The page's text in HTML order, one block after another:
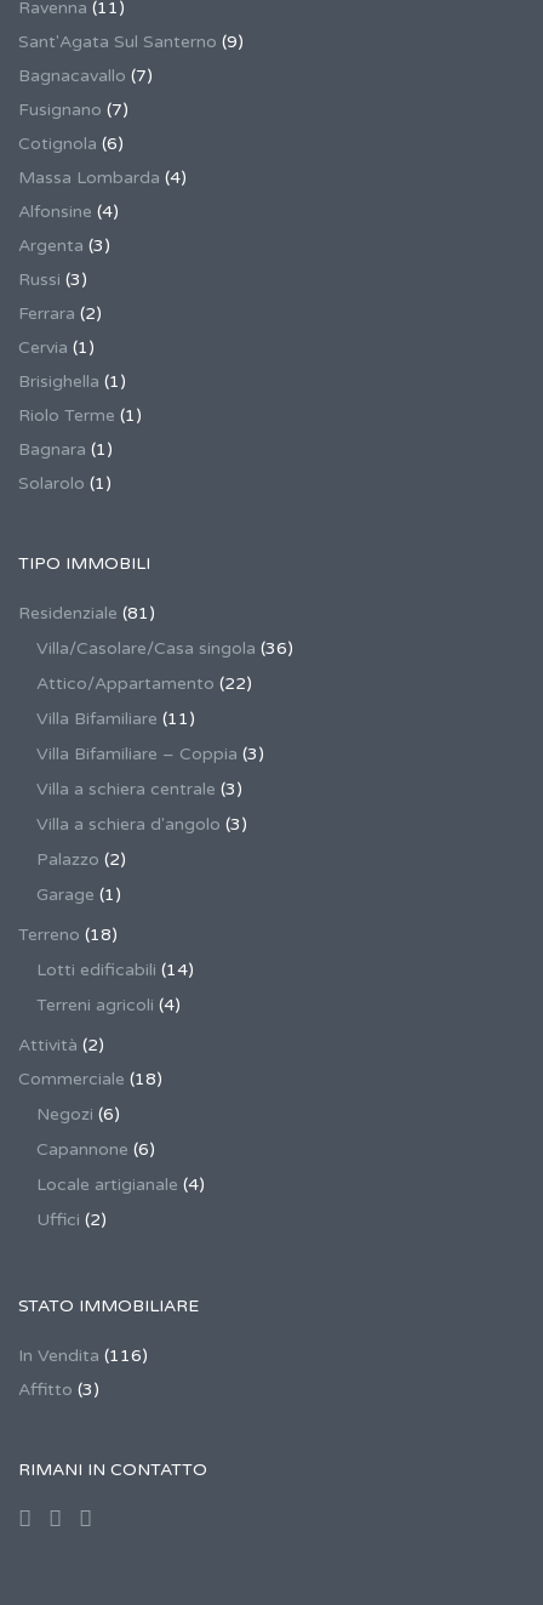
Ravenna (11)
Sant'Agata Sul Santerno (9)
Bagnacavallo (7)
Fusignano (7)
Cotignola (6)
Massa Lombarda (4)
Alfonsine (4)
Argenta (3)
Russi (3)
Ferrara (2)
Cervia (1)
Brisighella (1)
Riolo Terme (1)
Bagnara (1)
Solarolo (1)
TIPO IMMOBILI
Residenziale (81)
Villa/Casolare/Casa singola (36)
Attico/Appartamento (22)
Villa Bifamiliare (11)
Villa Bifamiliare – Coppia (3)
Villa a schiera centrale (3)
Villa a schiera d'angolo (3)
Palazzo (2)
Garage (1)
Terreno (18)
Lotti edificabili (14)
Terreni agricoli (4)
Attività (2)
Commerciale (18)
Negozi (6)
Capannone (6)
Locale artigianale (4)
Uffici (2)
STATO IMMOBILIARE
In Vendita (116)
Affitto (3)
RIMANI IN CONTATTO